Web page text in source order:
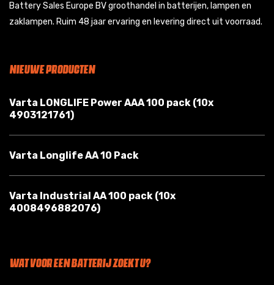
Battery Sales Europe BV groothandel in batterijen, lampen en
zaklampen. Ruim 48 jaar ervaring en levering direct uit voorraad.
NIEUWE PRODUCTEN
Varta LONGLIFE Power AAA 100 pack (10x
4903121761)
Varta Longlife AA 10 Pack
Varta Industrial AA 100 pack (10x
4008496882076)
WAT VOOR EEN BATTERIJ ZOEKT U?